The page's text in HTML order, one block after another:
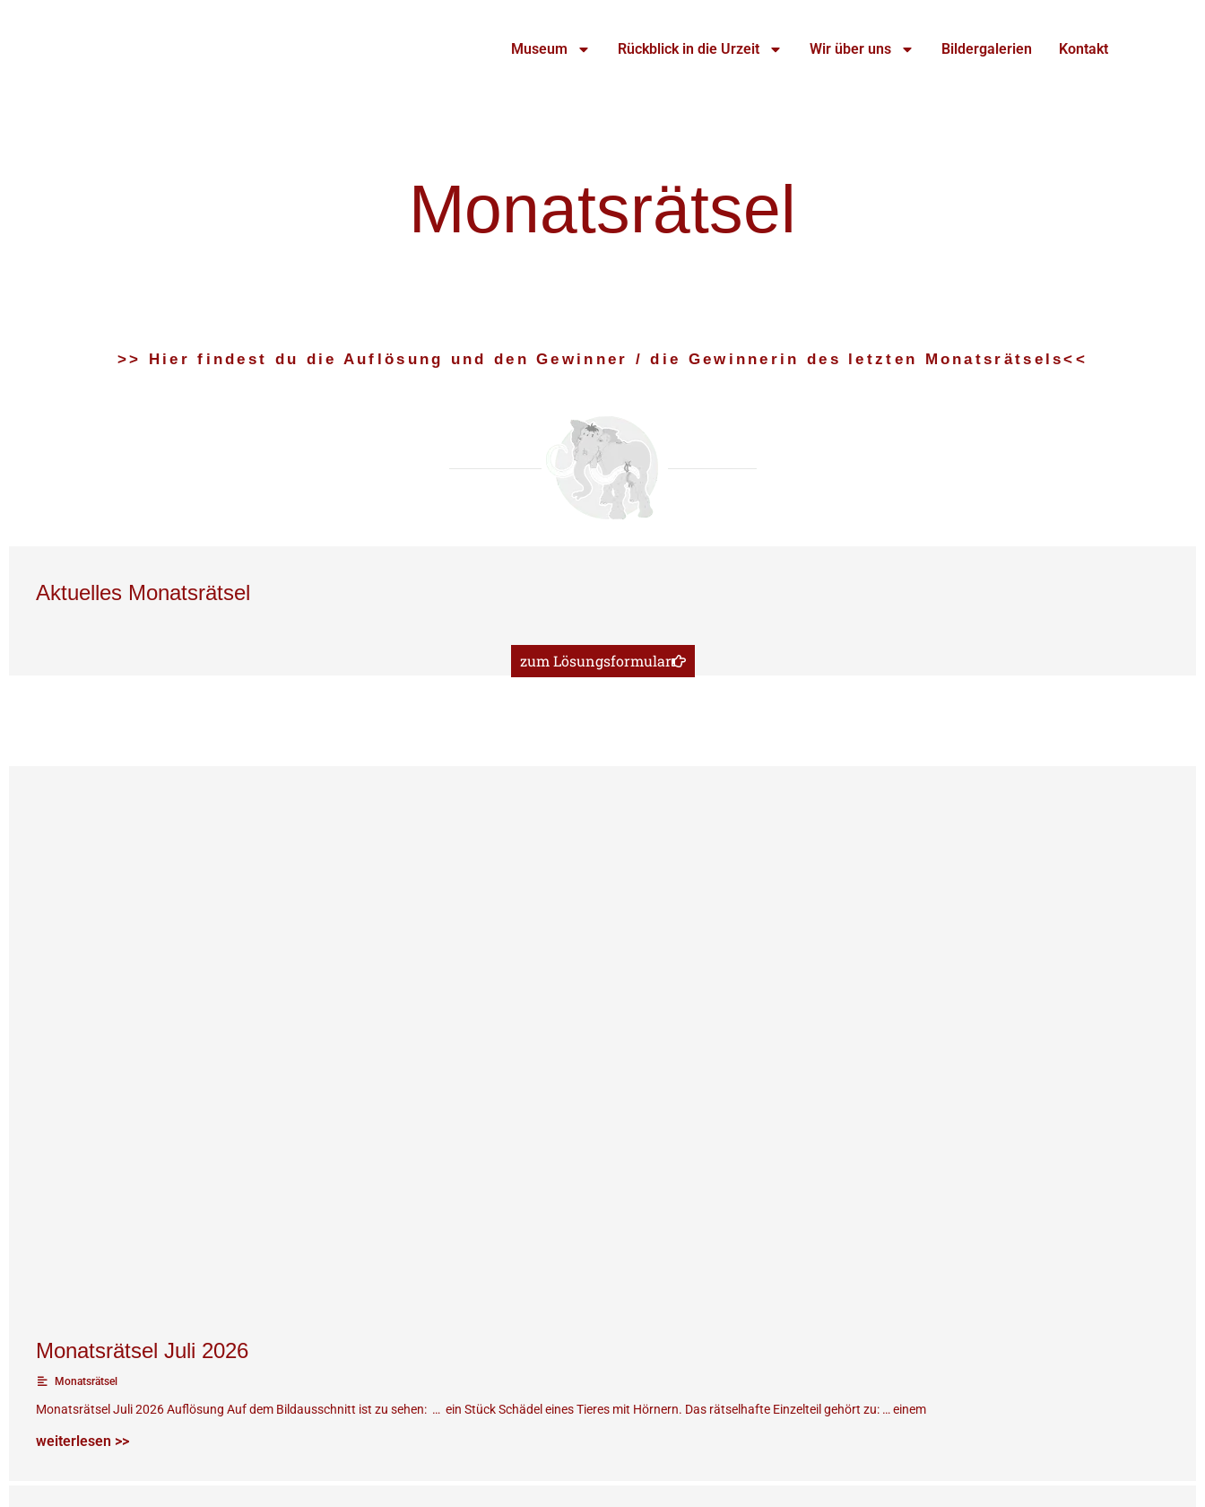
Museum Rückblick in die Urzeit Wir über uns Bildergalerien Kontakt
Monatsrätsel
>> Hier findest du die Auflösung und den Gewinner / die Gewinnerin des letzten Monatsrätsels<<
Aktuelles Monatsrätsel
zum Lösungsformular
Monatsrätsel Juli 2026
Monatsrätsel
Monatsrätsel Juli 2026 Auflösung Auf dem Bildausschnitt ist zu sehen: … ein Stück Schädel eines Tieres mit Hörnern. Das rätselhafte Einzelteil gehört zu: … einem
weiterlesen >>